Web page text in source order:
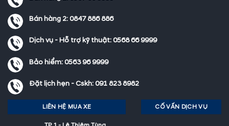
Bán hàng 2:0847 886 886
Dịch vụ - Hỗ trợ kỹ thuật:0568 66 9999
Bảo hiểm:0563 96 9999
Đặt lịch hẹn - Cskh:091 823 8982
LIÊN HỆ MUA XE CỐ VẤN DỊCH VỤ